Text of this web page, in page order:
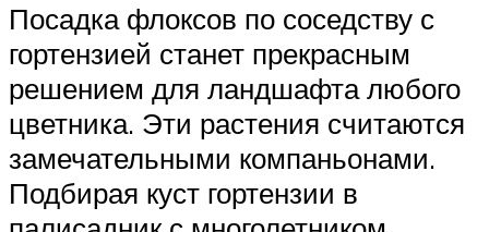
Посадка флоксов по соседству с
гортензией станет прекрасным
решением для ландшафта любого
цветника. Эти растения считаются
замечательными компаньонами.
Подбирая куст гортензии в